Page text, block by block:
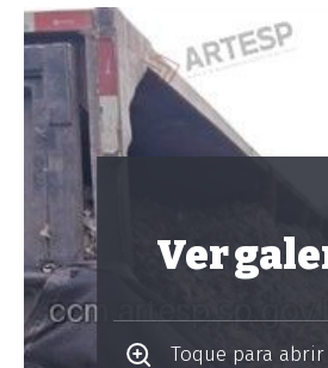
Ver
Toque para